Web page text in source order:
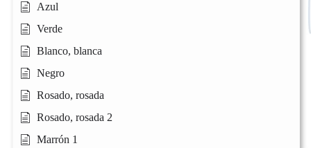
Azul
Verde
Blanco, blanca
Negro
Rosado, rosada
Rosado, rosada 2
Marrón 1